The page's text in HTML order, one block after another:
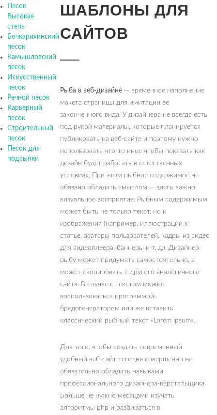
Песок
Высокая
степь
Бочкарихинский
песок
Камышловский
песок
Искусственный
песок
Речной песок
Карьерный
песок
Строительный
песок
Песок для
подсыпки
ШАБЛОНЫ ДЛЯ
САЙТОВ
Рыба в веб-дизайне— временное наполнение
макета страницы для имитации её
законченного вида. У дизайнера не всегда есть
под рукой материалы, которые планируется
публиковать на веб-сайте и поэтому нужно
использовать что-то иное чтобы показать как
дизайн будет работать в естественных
условиях. При этом рыбное содержимое не
обязано обладать смыслом — здесь важно
визуальное восприятие. Рыбным содержимым
может быть не только текст, но и
изображения (например, иллюстрации к
статье, аватары пользователей, кадры из видео
для видеоплеера, баннеры и т. д.). Дизайнер
рыбу может придумать самостоятельно, а
может скопировать с другого аналогичного
сайта. В случае с текстом можно
воспользоваться программой-
бредогенератором или же вставить
классический рыбный текст «Lorem ipsum».
Для того, чтобы создать современный
удобный веб-сайт сегодня совершенно не
обязательно обладать навыками
профессионального дизайнера-верстальщика.
Больше не нужно месяцами изучать
алгоритмы php и разбираться в